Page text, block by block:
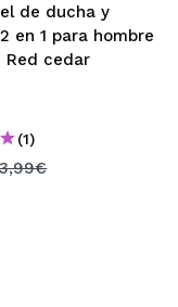
de ducha y
en 1 para hombre
cedar
(1)
3,99€